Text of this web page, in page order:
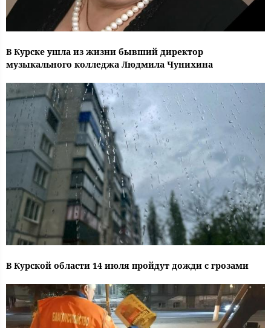
В Курске ушла из жизни бывший директор
музыкального колледжа Людмила Чунихина
В Курской области 14 июля пройдут дожди с грозами